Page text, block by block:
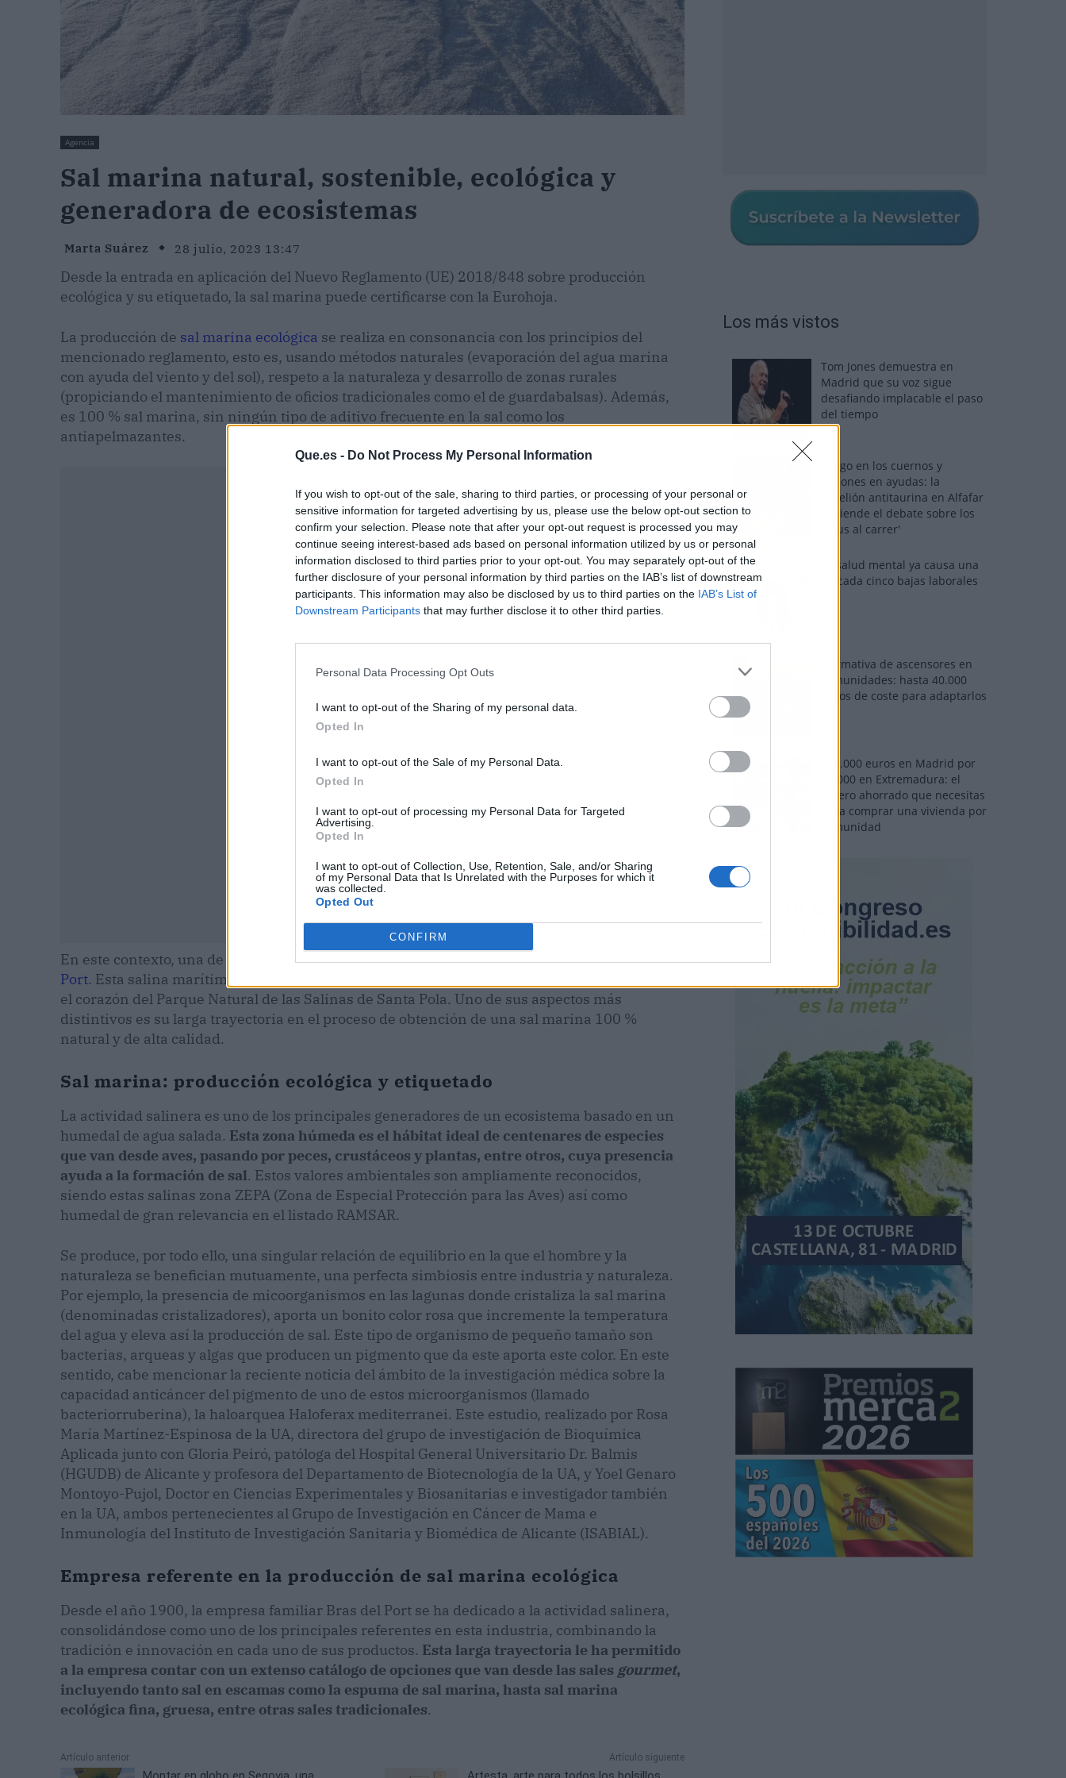
Que.es - Do Not Process My Personal Information
If you wish to opt-out of the sale, sharing to third parties, or processing of your personal or
sensitive information for targeted advertising by us, please use the below opt-out section to
confirm your selection. Please note that after your opt-out request is processed you may
continue seeing interest-based ads based on personal information utilized by us or personal
information disclosed to third parties prior to your opt-out. You may separately opt-out of the
further disclosure of your personal information by third parties on the IAB’s list of downstream
participants. This information may also be disclosed by us to third parties on the IAB’s List of
Downstream Participants that may further disclose it to other third parties.
Personal Data Processing Opt Outs
I want to opt-out of the Sharing of my personal data.
Opted In
I want to opt-out of the Sale of my Personal Data.
Opted In
I want to opt-out of processing my Personal Data for Targeted
Advertising.
Opted In
I want to opt-out of Collection, Use, Retention, Sale, and/or Sharing
of my Personal Data that Is Unrelated with the Purposes for which it
was collected.
Opted Out
CONFIRM
Agencia
Sal marina natural, sostenible, ecológica y
generadora de ecosistemas
Marta Suárez 28 julio, 2023 13:47
Desde la entrada en aplicación del Nuevo Reglamento (UE) 2018/848 sobre producción
ecológica y su etiquetado, la sal marina puede certificarse con la Eurohoja.
La producción de sal marina ecológica se realiza en consonancia con los principios del
mencionado reglamento, esto es, usando métodos naturales (evaporación del agua marina
con ayuda del viento y del sol), respeto a la naturaleza y desarrollo de zonas rurales
(propiciando el mantenimiento de oficios tradicionales como el de guardabalsas). Además,
es 100 % sal marina, sin ningún tipo de aditivo frecuente en la sal como los
antiapelmazantes.
Publicidad
En este contexto, una de las principales salinas en obtener esta certificación ha sidoBras del
Port. Esta salina marítima centenaria se encuentra ubicada en Alicante, concretamente, en
el corazón del Parque Natural de las Salinas de Santa Pola. Uno de sus aspectos más
distintivos es su larga trayectoria en el proceso de obtención de una sal marina 100 %
natural y de alta calidad.
Sal marina: producción ecológica y etiquetado
La actividad salinera es uno de los principales generadores de un ecosistema basado en un
humedal de agua salada. Esta zona húmeda es el hábitat ideal de centenares de especies
que van desde aves, pasando por peces, crustáceos y plantas, entre otros, cuya presencia
ayuda a la formación de sal. Estos valores ambientales son ampliamente reconocidos,
siendo estas salinas zona ZEPA (Zona de Especial Protección para las Aves) así como
humedal de gran relevancia en el listado RAMSAR.
Se produce, por todo ello, una singular relación de equilibrio en la que el hombre y la
naturaleza se benefician mutuamente, una perfecta simbiosis entre industria y naturaleza.
Por ejemplo, la presencia de micoorganismos en las lagunas donde cristaliza la sal marina
(denominadas cristalizadores), aporta un bonito color rosa que incremente la temperatura
del agua y eleva así la producción de sal. Este tipo de organismo de pequeño tamaño son
bacterias, arqueas y algas que producen un pigmento que da este aporta este color. En este
sentido, cabe mencionar la reciente noticia del ámbito de la investigación médica sobre la
capacidad anticáncer del pigmento de uno de estos microorganismos (llamado
bacteriorruberina), la haloarquea Haloferax mediterranei. Este estudio, realizado por Rosa
María Martínez-Espinosa de la UA, directora del grupo de investigación de Bioquímica
Aplicada junto con Gloria Peiró, patóloga del Hospital General Universitario Dr. Balmis
(HGUDB) de Alicante y profesora del Departamento de Biotecnología de la UA, y Yoel Genaro
Montoyo-Pujol, Doctor en Ciencias Experimentales y Biosanitarias e investigador también
en la UA, ambos pertenecientes al Grupo de Investigación en Cáncer de Mama e
Inmunología del Instituto de Investigación Sanitaria y Biomédica de Alicante (ISABIAL).
Empresa referente en la producción de sal marina ecológica
Desde el año 1900, la empresa familiar Bras del Port se ha dedicado a la actividad salinera,
consolidándose como uno de los principales referentes en esta industria, combinando la
tradición e innovación en cada uno de sus productos. Esta larga trayectoria le ha permitido
a la empresa contar con un extenso catálogo de opciones que van desde las sales gourmet,
incluyendo tanto sal en escamas como la espuma de sal marina, hasta sal marina
ecológica fina, gruesa, entre otras sales tradicionales.
Artículo anterior Artículo siguiente
Los más vistos
Tom Jones demuestra en
Madrid que su voz sigue
desafiando implacable el paso
del tiempo
Fuego en los cuernos y
millones en ayudas: la
rebelión antitaurina en Alfafar
enciende el debate sobre los
'bous al carrer'
La salud mental ya causa una
de cada cinco bajas laborales
Normativa de ascensores en
comunidades: hasta 40.000
euros de coste para adaptarlos
110.000 euros en Madrid por
31.000 en Extremadura: el
dinero ahorrado que necesitas
para comprar una vivienda por
comunidad